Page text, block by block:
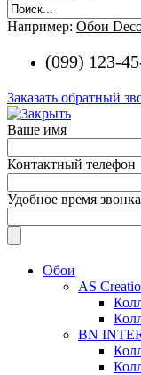
Например: Обои
(099) 123-
Заказать обратный
Ваше имя
Контактный телефон
Удобное время звонка
Обои
AS
BN